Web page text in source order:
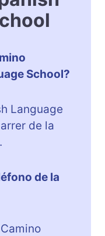
School?
Language
de la
de la